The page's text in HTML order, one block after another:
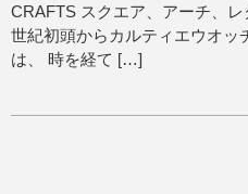
CRAFTS スクエア、アーチ、
世紀初頭からカルティエウオッ
は、 時を経て […]